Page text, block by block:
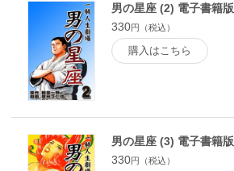
男の星座 (2) 電子書籍版
330円（税込）
購入はこちら
男の星座 (3) 電子書籍版
330円（税込）